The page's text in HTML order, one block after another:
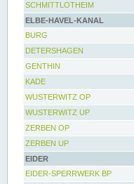
SCHMITTLOTHEIM
ELBE-HAVEL-KANAL
BURG
DETERSHAGEN
GENTHIN
KADE
WUSTERWITZ OP
WUSTERWITZ UP
ZERBEN OP
ZERBEN UP
EIDER
EIDER-SPERRWERK BP